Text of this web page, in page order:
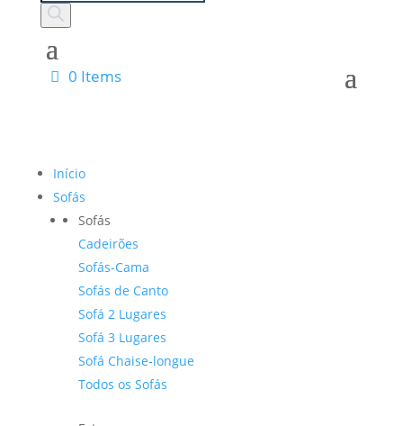
search
0 Items
Início
Sofás
Sofás
Cadeirões
Sofás-Cama
Sofás de Canto
Sofá 2 Lugares
Sofá 3 Lugares
Sofá Chaise-longue
Todos os Sofás